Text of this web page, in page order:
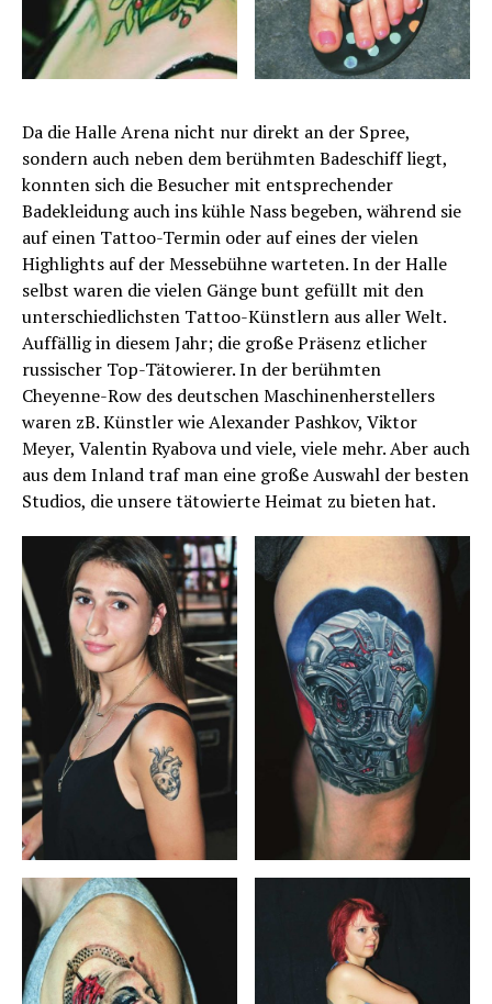
Da die Halle Arena nicht nur direkt an der Spree,
sondern auch neben dem berühmten Badeschiff liegt,
konnten sich die Besucher mit entsprechender
Badekleidung auch ins kühle Nass begeben, während sie
auf einen Tattoo-Termin oder auf eines der vielen
Highlights auf der Messebühne warteten. In der Halle
selbst waren die vielen Gänge bunt gefüllt mit den
unterschiedlichsten Tattoo-Künstlern aus aller Welt.
Auffällig in diesem Jahr; die große Präsenz etlicher
russischer Top-Tätowierer. In der berühmten
Cheyenne-Row des deutschen Maschinenherstellers
waren zB. Künstler wie Alexander Pashkov, Viktor
Meyer, Valentin Ryabova und viele, viele mehr. Aber auch
aus dem Inland traf man eine große Auswahl der besten
Studios, die unsere tätowierte Heimat zu bieten hat.